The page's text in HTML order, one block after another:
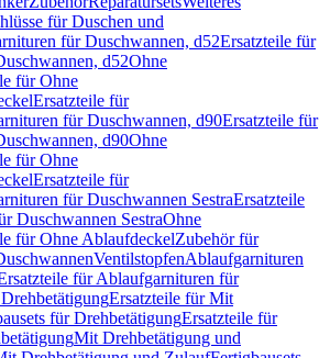
für Duschen und
für Duschwannen, d52Ersatzteile für
d52Ohne
für Ohne
Ersatzteile für
für Duschwannen, d90Ersatzteile für
d90Ohne
für Ohne
Ersatzteile für
für Duschwannen SestraErsatzteile
Duschwannen SestraOhne
für Ohne AblaufdeckelZubehör für
VentilstopfenAblaufgarnituren
für Ablaufgarnituren für
Ersatzteile für Mit
für DrehbetätigungErsatzteile für
Mit Drehbetätigung und